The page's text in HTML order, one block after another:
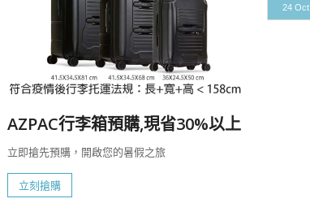
AZPAC行李箱預購,現省30%以上
立即搶先預購，開啟您的暑假之旅
立刻搶購
24 Oct